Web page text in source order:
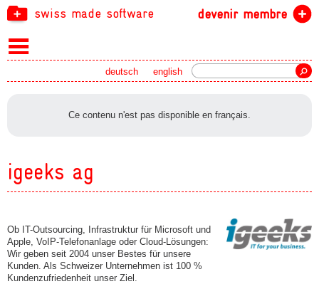
swiss made software devenir membre
english
deutsch
Ce contenu n'est pas disponible en français.
igeeks ag
Ob IT-Outsourcing, Infrastruktur für Microsoft und
Apple, VoIP-Telefonanlage oder Cloud-Lösungen:
Wir geben seit 2004 unser Bestes für unsere
Kunden. Als Schweizer Unternehmen ist 100 %
Kundenzufriedenheit unser Ziel.